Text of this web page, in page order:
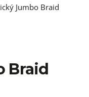
Jumbo Braid
Braid